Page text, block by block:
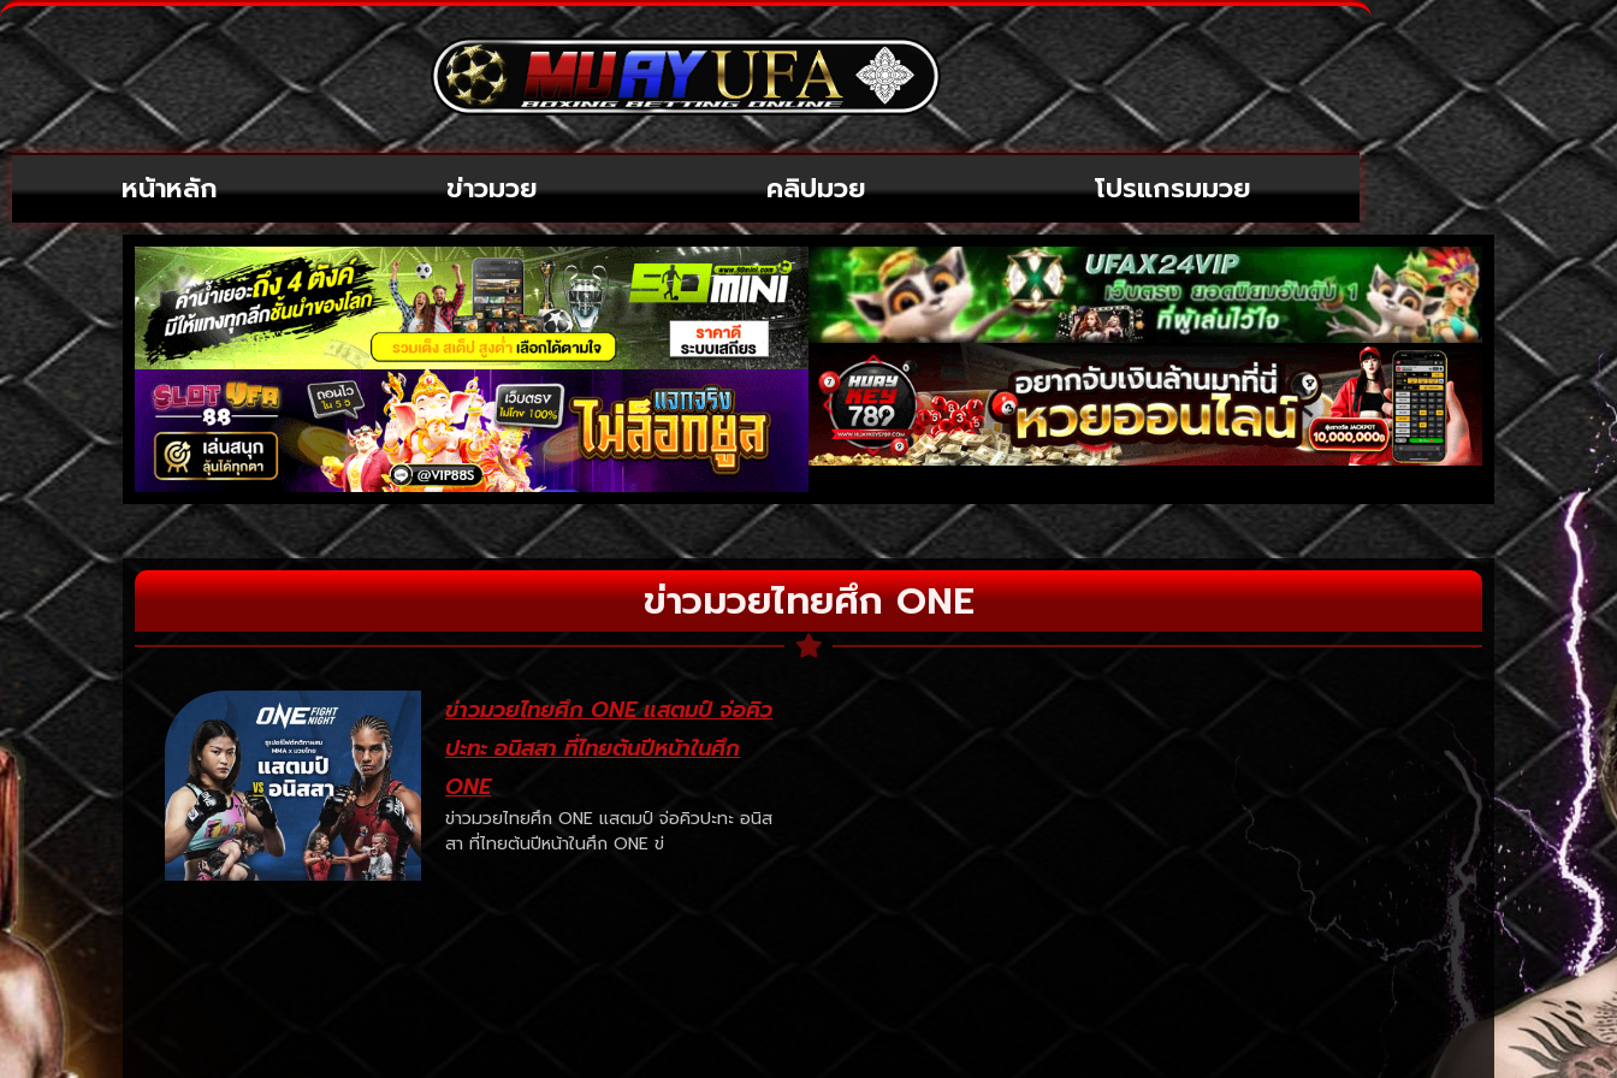
หน้าหลัก ข่าวมวย คลิปมวย โปรแกรมมวย
ข่าวมวยไทยศึก ONE
ข่าวมวยไทยศึก ONE แสตมป์ จ่อคิว
ปะทะ อนิสสา ที่ไทยต้นปีหน้าในศึก
ONE
ข่าวมวยไทยศึก ONE แสตมป์ จ่อคิวปะทะ อนิส
สา ที่ไทยต้นปีหน้าในศึก ONE ข่